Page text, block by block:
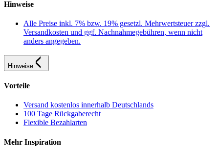
Hinweise
Alle Preise inkl. 7% bzw. 19% gesetzl. Mehrwertsteuer zzgl.
Versandkosten und ggf. Nachnahmegebühren, wenn nicht
anders angegeben.
Hinweise
Vorteile
Versand kostenlos innerhalb Deutschlands
100 Tage Rückgaberecht
Flexible Bezahlarten
Mehr Inspiration